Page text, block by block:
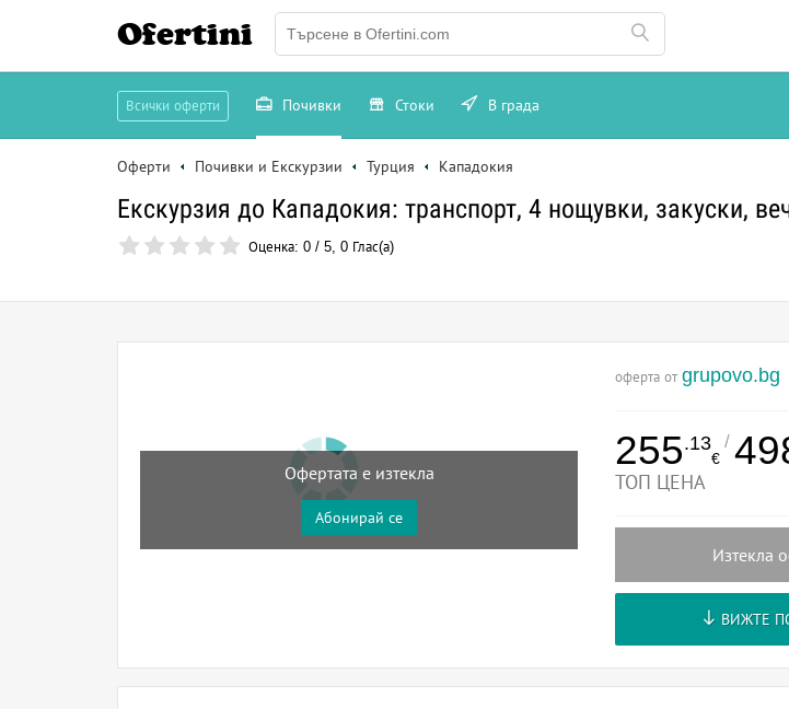
Ofertini
Всички оферти Почивки Стоки В града
Оферти Почивки и Екскурзии Турция Кападокия
Екскурзия до Кападокия: транспорт, 4 нощувки, закуски,
Оценка: 0 / 5, 0 Глас(а)
Офертата е изтекла
Абонирай се
оферта от grupovo.bg
255.13
€
/
ТОП ЦЕНА
Изтекла
ВИЖТЕ